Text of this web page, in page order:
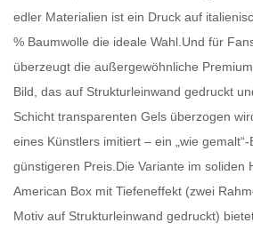
edler Materialien ist ein Druck auf
% Baumwolle die ideale Wahl.Und für
überzeugt die außergewöhnliche
Bild, das auf Strukturleinwand gedruckt
Schicht transparenten Gels überzogen
eines Künstlers imitiert – ein „wie
günstigeren Preis.Die Variante im soliden
American Box mit Tiefeneffekt (zwei
Motiv auf Strukturleinwand gedruckt)